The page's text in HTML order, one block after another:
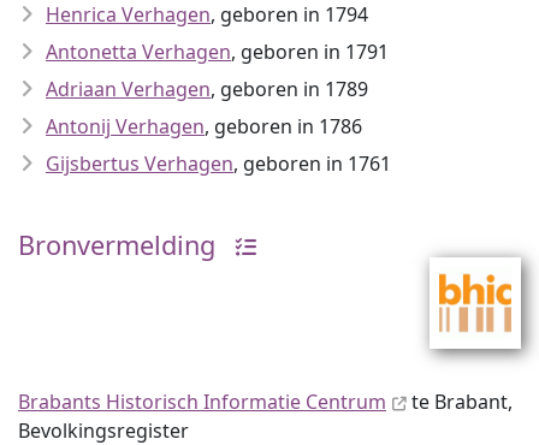
Henrica Verhagen, geboren in 1794
Antonetta Verhagen, geboren in 1791
Adriaan Verhagen, geboren in 1789
Antonij Verhagen, geboren in 1786
Gijsbertus Verhagen, geboren in 1761
Bronvermelding
Brabants Historisch Informatie Centrum
te Brabant,
Bevolkingsregister